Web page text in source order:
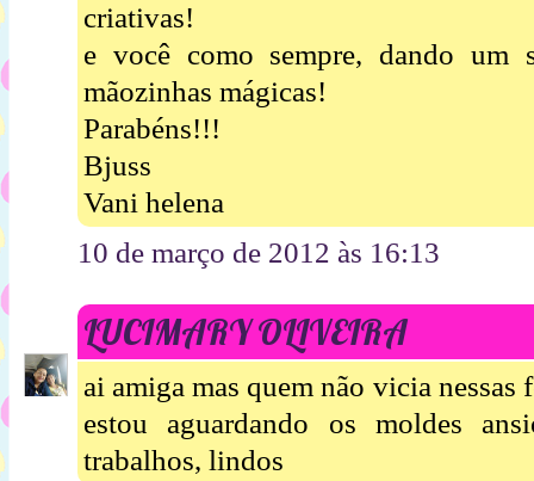
criativas!
e você como sempre, dando um
mãozinhas mágicas!
Parabéns!!!
Bjuss
Vani helena
10 de março de 2012 às 16:13
LUCIMARY OLIVEIRA
ai amiga mas quem não vicia nessas
estou aguardando os moldes
trabalhos, lindos